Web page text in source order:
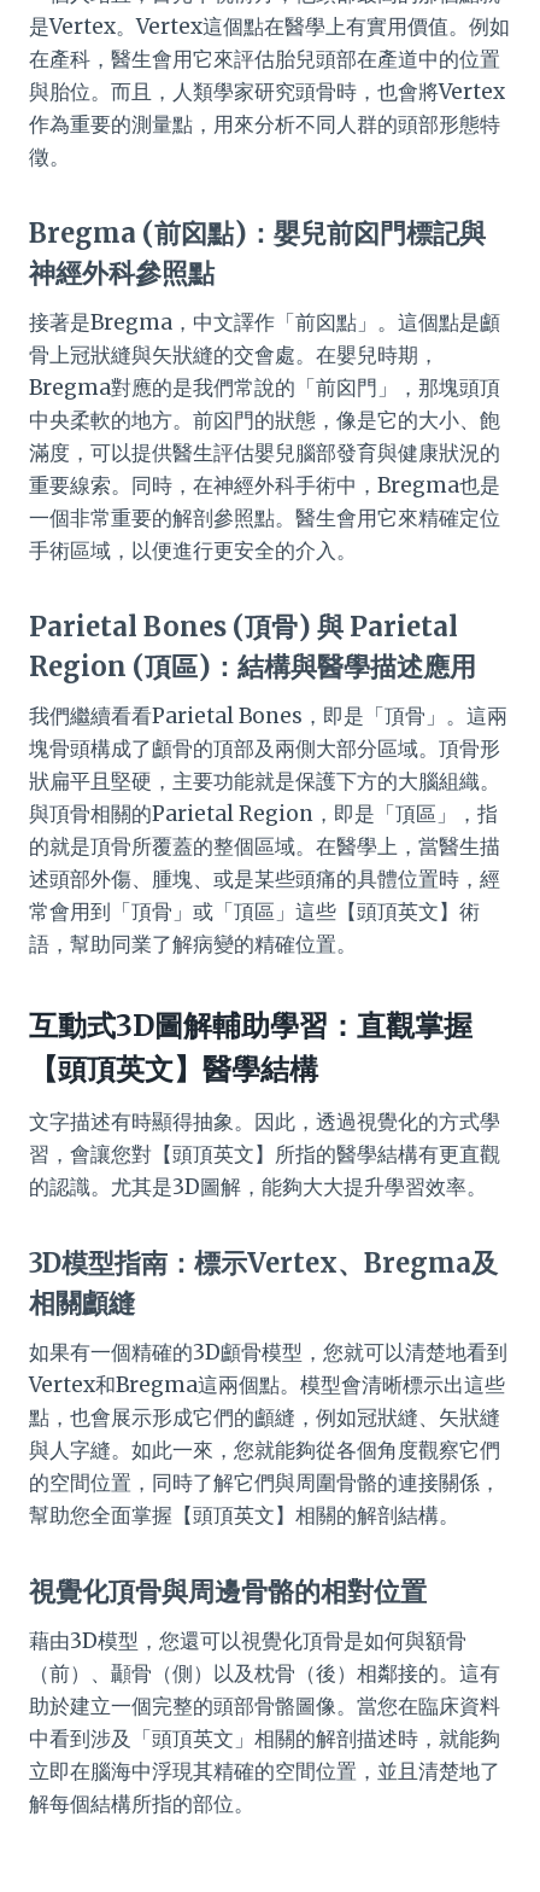
是Vertex。Vertex這個點在醫學上有實用價值。例如
在產科，醫生會用它來評估胎兒頭部在產道中的位置
與胎位。而且，人類學家研究頭骨時，也會將Vertex
作為重要的測量點，用來分析不同人群的頭部形態特
徵。
Bregma (前囟點)：嬰兒前囟門標記與
神經外科參照點
接著是Bregma，中文譯作「前囟點」。這個點是顱
骨上冠狀縫與矢狀縫的交會處。在嬰兒時期，
Bregma對應的是我們常說的「前囟門」，那塊頭頂
中央柔軟的地方。前囟門的狀態，像是它的大小、飽
滿度，可以提供醫生評估嬰兒腦部發育與健康狀況的
重要線索。同時，在神經外科手術中，Bregma也是
一個非常重要的解剖參照點。醫生會用它來精確定位
手術區域，以便進行更安全的介入。
Parietal Bones (頂骨) 與 Parietal
Region (頂區)：結構與醫學描述應用
我們繼續看看Parietal Bones，即是「頂骨」。這兩
塊骨頭構成了顱骨的頂部及兩側大部分區域。頂骨形
狀扁平且堅硬，主要功能就是保護下方的大腦組織。
與頂骨相關的Parietal Region，即是「頂區」，指
的就是頂骨所覆蓋的整個區域。在醫學上，當醫生描
述頭部外傷、腫塊、或是某些頭痛的具體位置時，經
常會用到「頂骨」或「頂區」這些【頭頂英文】術
語，幫助同業了解病變的精確位置。
互動式3D圖解輔助學習：直觀掌握
【頭頂英文】醫學結構
文字描述有時顯得抽象。因此，透過視覺化的方式學
習，會讓您對【頭頂英文】所指的醫學結構有更直觀
的認識。尤其是3D圖解，能夠大大提升學習效率。
3D模型指南：標示Vertex、Bregma及
相關顱縫
如果有一個精確的3D顱骨模型，您就可以清楚地看到
Vertex和Bregma這兩個點。模型會清晰標示出這些
點，也會展示形成它們的顱縫，例如冠狀縫、矢狀縫
與人字縫。如此一來，您就能夠從各個角度觀察它們
的空間位置，同時了解它們與周圍骨骼的連接關係，
幫助您全面掌握【頭頂英文】相關的解剖結構。
視覺化頂骨與周邊骨骼的相對位置
藉由3D模型，您還可以視覺化頂骨是如何與額骨
（前）、顳骨（側）以及枕骨（後）相鄰接的。這有
助於建立一個完整的頭部骨骼圖像。當您在臨床資料
中看到涉及「頭頂英文」相關的解剖描述時，就能夠
立即在腦海中浮現其精確的空間位置，並且清楚地了
解每個結構所指的部位。